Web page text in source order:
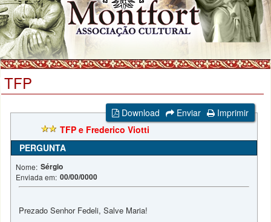
TFP
Download Enviar
Imprimir
TFP e Frederico Viotti
PERGUNTA
Nome: Sérgio
Enviada em: 00/00/0000
Prezado Senhor Fedeli, Salve Maria!